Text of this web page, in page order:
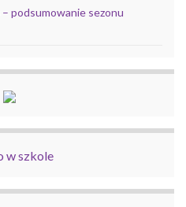
podsumowanie sezonu